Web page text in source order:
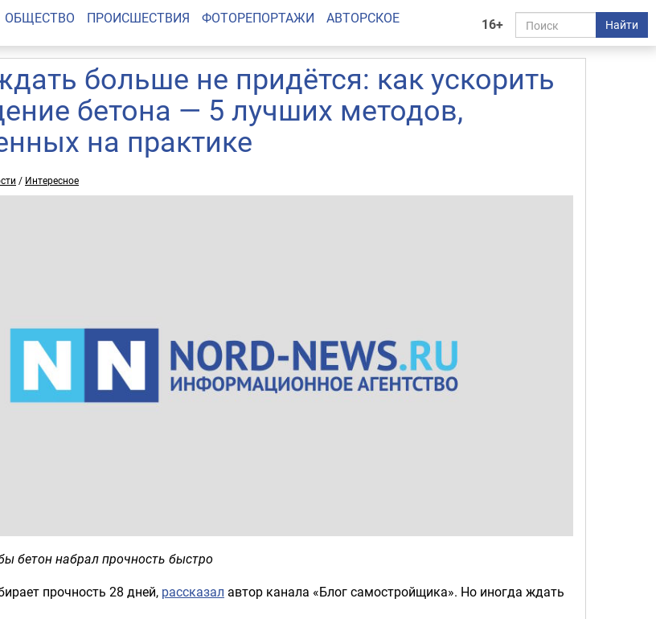
16+ Найти
ОБЩЕСТВО ПРОИСШЕСТВИЯ ФОТОРЕПОРТАЖИ АВТОРСКОЕ
больше не придётся: как ускорить
бетона — 5 лучших методов,
на практике
/ Интересное
бетон набрал прочность быстро
прочность 28 дней, рассказал автор канала «Блог самостройщика». Но иногда ждать